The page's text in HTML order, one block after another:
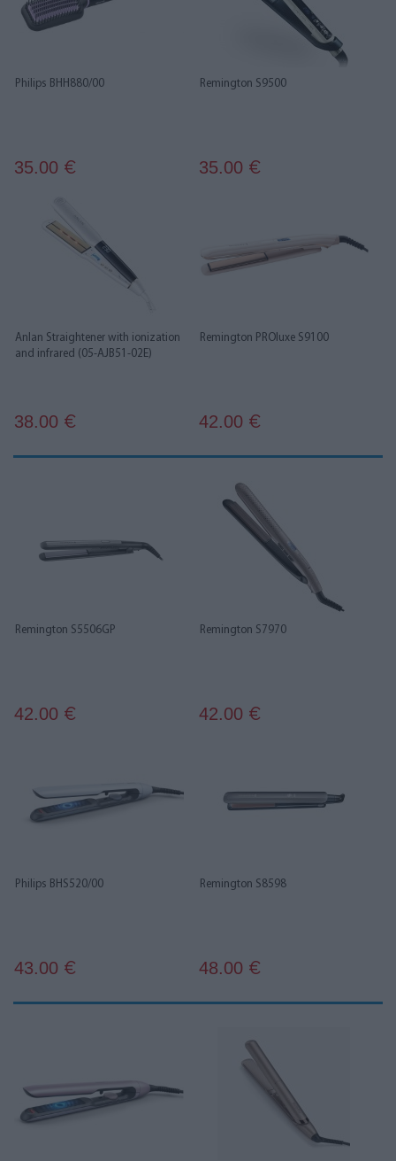
Philips BHH880/00
35.00 €
Remington S9500
35.00 €
Anlan Straightener with ionization
and infrared (05-AJB51-02E)
38.00 €
Remington PROluxe S9100
42.00 €
Remington S5506GP
42.00 €
Remington S7970
42.00 €
Philips BHS520/00
43.00 €
Remington S8598
48.00 €